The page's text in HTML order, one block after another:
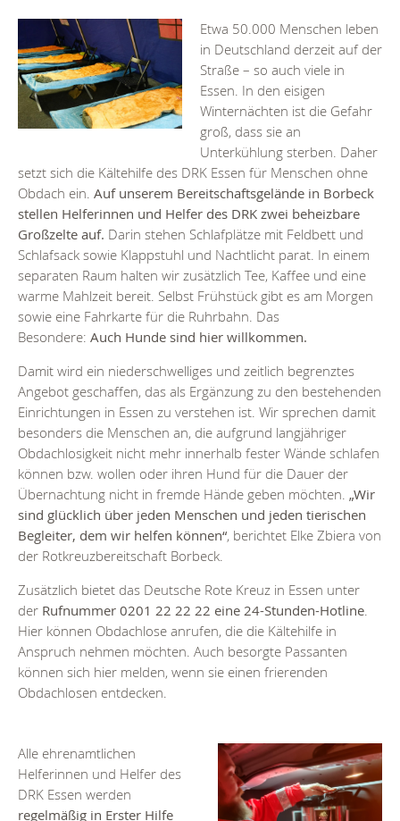
Etwa 50.000 Menschen leben
in Deutschland derzeit auf der
Straße – so auch viele in
Essen. In den eisigen
Winternächten ist die Gefahr
groß, dass sie an
Unterkühlung sterben. Daher
setzt sich die Kältehilfe des DRK Essen für Menschen ohne
Obdach ein. Auf unserem Bereitschaftsgelände in Borbeck
stellen Helferinnen und Helfer des DRK zwei beheizbare
Großzelte auf. Darin stehen Schlafplätze mit Feldbett und
Schlafsack sowie Klappstuhl und Nachtlicht parat. In einem
separaten Raum halten wir zusätzlich Tee, Kaffee und eine
warme Mahlzeit bereit. Selbst Frühstück gibt es am Morgen
sowie eine Fahrkarte für die Ruhrbahn. Das
Besondere: Auch Hunde sind hier willkommen.
Damit wird ein niederschwelliges und zeitlich begrenztes
Angebot geschaffen, das als Ergänzung zu den bestehenden
Einrichtungen in Essen zu verstehen ist. Wir sprechen damit
besonders die Menschen an, die aufgrund langjähriger
Obdachlosigkeit nicht mehr innerhalb fester Wände schlafen
können bzw. wollen oder ihren Hund für die Dauer der
Übernachtung nicht in fremde Hände geben möchten. „Wir
sind glücklich über jeden Menschen und jeden tierischen
Begleiter, dem wir helfen können“, berichtet Elke Zbiera von
der Rotkreuzbereitschaft Borbeck.
Zusätzlich bietet das Deutsche Rote Kreuz in Essen unter
der Rufnummer 0201 22 22 22 eine 24-Stunden-Hotline.
Hier können Obdachlose anrufen, die die Kältehilfe in
Anspruch nehmen möchten. Auch besorgte Passanten
können sich hier melden, wenn sie einen frierenden
Obdachlosen entdecken.
Alle ehrenamtlichen
Helferinnen und Helfer des
DRK Essen werden
regelmäßig in Erster Hilfe